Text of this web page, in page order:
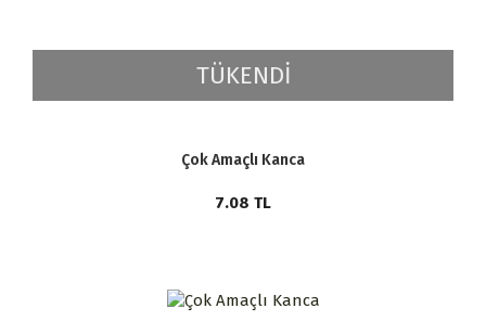
TÜKENDİ
Çok Amaçlı Kanca
7.08 TL